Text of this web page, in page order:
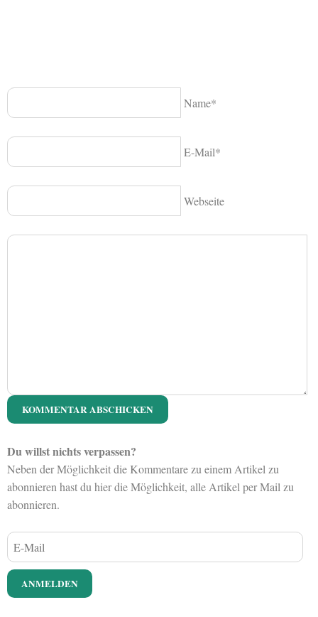
Name*
E-Mail*
Webseite
Du willst nichts verpassen?
Neben der Möglichkeit die Kommentare zu einem Artikel zu
abonnieren hast du hier die Möglichkeit, alle Artikel per Mail zu
abonnieren.